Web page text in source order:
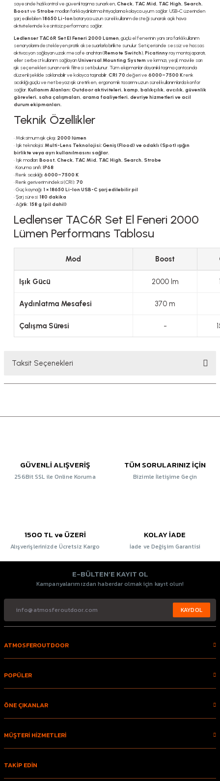
sayesinde hızlı kontrol ve güvenli taşıma sunarken,Check, TAC Mid, TAC High, Search,
Boostve Strobe modları farklı aydınlatma ihtiyaçlarına kolayca uyum sağlar. USB-C üzerinden
şarj edilebilen 18650 Li-Ion bataryası uzun süreli kullanım desteği sunarak açık hava
aktivitelerinde kesintisiz performans sağlar.
Ledlenser TAC6R Set El Feneri 2000 Lümen, güçlü el fenerinin yanı sıra farklı kullanım
senaryolarını destekleyen pratik aksesuarlarla birlikte sunulur. Set içerisinde sessiz ve hassas
aktivasyon sağlayan uzak mesafe anahtarı (Remote Switch),Picatinnyray montaj aparatı,
eller serbest kullanım sağlayanUniversal Mounting System ve kırmızı, yeşil, mavi ile sarı
ışık seçenekleri sunan renk filtresi seti bulunur. Tüm ekipmanlar dayanıklı taşıma çantasında
düzenli şekilde saklanabilir ve kolayca taşınabilir. CRI 70 değeri ve 6000–7500 Krenk
sıcaklığı güçlü ve net beyaz ışık üretirken, ergonomik tasarımı uzun süreli kullanımlarda konfor
sağlar. Kullanım Alanları:Outdoor aktiviteleri, kamp, balıkçılık, avcılık, güvenlik
görevleri, saha çalışmaları, arama faaliyetleri, devriye hizmetleri ve acil
durum ekipmanları.
Teknik Özellikler
• Maksimum ışık çıkışı: 2000 lümen
• Işık teknolojisi: Multi-Lens Teknolojisi: Geniş (Flood) ve odaklı (Spot) ışığın
birlikte veya ayrı kullanılmasını sağlar.
• Işık modları: Boost, Check, TAC Mid, TAC High, Search, Strobe
• Koruma sınıfı: IP68
• Renk sıcaklığı: 6000–7500 K
• Renk geriverim indeksi (CRI): 70
• Güç kaynağı: 1 × 18650 Li-Ion USB-C şarj edilebilir pil
• Şarj süresi: 180 dakika
• Ağırlık: 158 g (pil dahil)
Ledlenser TAC6R Set El Feneri 2000
Lümen Performans Tablosu
Mod Boost
Işık Gücü 2000 lm
Aydınlatma Mesafesi 370 m
Çalışma Süresi -
Taksit Seçenekleri
GÜVENLİ ALIŞVERİŞ
256Bit SSL ile Online Koruma
TÜM SORULARINIZ İÇİN
Bizimle İletişime Geçin
1500 TL ve ÜZERİ
Alışverişlerinizde Ücretsiz Kargo
KOLAY İADE
İade ve Değişim Garantisi
E-BÜLTEN’E KAYIT OL
Kampanyalarımızdan haberdar olmak için kayıt olun!
KAYDOL
ATMOSFEROUTDOOR
POPÜLER
ÖNE ÇIKANLAR
MÜŞTERİ HİZMETLERİ
TAKİP EDİN